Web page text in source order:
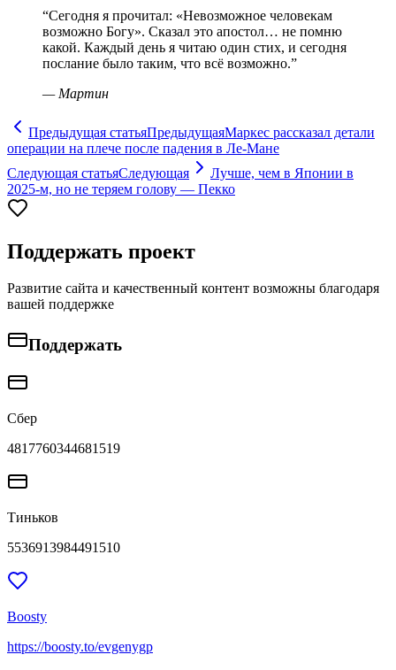
“Сегодня я прочитал: «Невозможное человекам
возможно Богу». Сказал это апостол… не помню
какой. Каждый день я читаю один стих, и сегодня
послание было таким, что всё возможно.”
— Мартин
Предыдущая статьяПредыдущаяМаркес рассказал детали
операции на плече после падения в Ле-Мане
Следующая статьяСледующая
Лучше, чем в Японии в
2025-м, но не теряем голову — Пекко
Поддержать проект
Развитие сайта и качественный контент возможны благодаря
вашей поддержке
Поддержать
Сбер
4817760344681519
Тиньков
5536913984491510
Boosty
https://boosty.to/evgenygp